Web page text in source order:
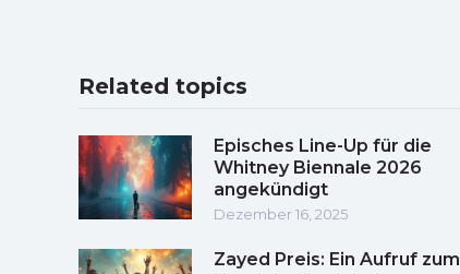
Related topics
Episches Line-Up für die
Whitney Biennale 2026
angekündigt
Dezember 16, 2025
Zayed Preis: Ein Aufruf zum